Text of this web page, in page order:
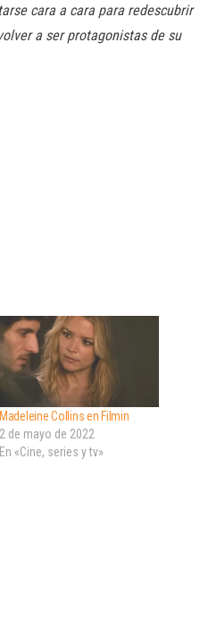
cara a cara para redescubrir
a ser protagonistas de su
Madeleine Collins en Filmin
2 de mayo de 2022
En «Cine, series y tv»